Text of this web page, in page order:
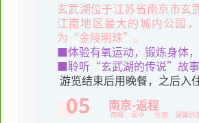
玄武湖位于江苏省南京市玄
江南地区最大的城内公园
为“金陵明珠”。
■体验有氧运动，锻炼身体，
■聆听“玄武湖的传说”故事
游览结束后用晚餐，之后入
05 南京-返程
-用餐：早中 住宿：温馨的